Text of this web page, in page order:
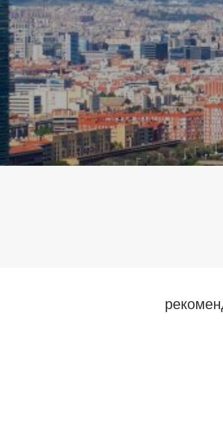
Этот
целью
их
диск,
Они
сайта.
нам